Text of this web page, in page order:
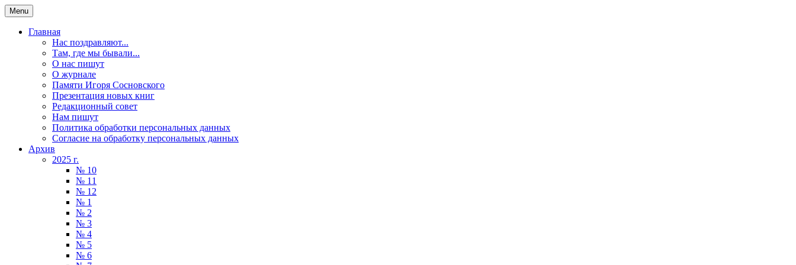
Menu
Главная
Нас поздравляют...
Там, где мы бывали...
О нас пишут
О журнале
Памяти Игоря Сосновского
Презентация новых книг
Редакционный совет
Нам пишут
Политика обработки персональных данных
Согласие на обработку персональных данных
Архив
2025 г.
№ 10
№ 11
№ 12
№ 1
№ 2
№ 3
№ 4
№ 5
№ 6